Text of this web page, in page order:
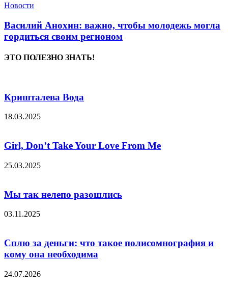
Новости
Василий Анохин: важно, чтобы молодежь могла
гордиться своим регионом
ЭТО ПОЛЕЗНО ЗНАТЬ!
Кришталева Вода
18.03.2025
Girl, Don’t Take Your Love From Me
25.03.2025
Мы так нелепо разошлись
03.11.2025
Сплю за деньги: что такое полисомнография и
кому она необходима
24.07.2026